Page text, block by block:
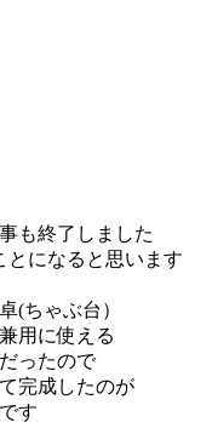
も終了しました
とになると思います
(ちゃぶ台）
用に使える
ったので
完成したのが
す